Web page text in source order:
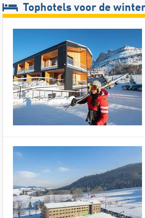
Tophotels voor de